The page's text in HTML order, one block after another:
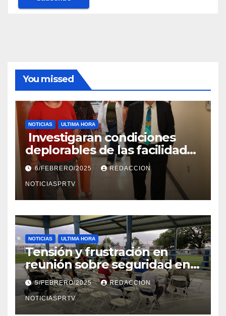
You missed
NOTICIAS ULTIMA HORA
Investigaran condiciones
deplorables de las facilidades
el Departamento de la Salud
en Mayagüez
6/FEBRERO/2025 REDACCION
NOTICIASPRTV
NOTICIAS ULTIMA HORA
Tensión y frustración en
reunión sobre seguridad en
Reparto Metropolitano
5/FEBRERO/2025 REDACCION
NOTICIASPRTV